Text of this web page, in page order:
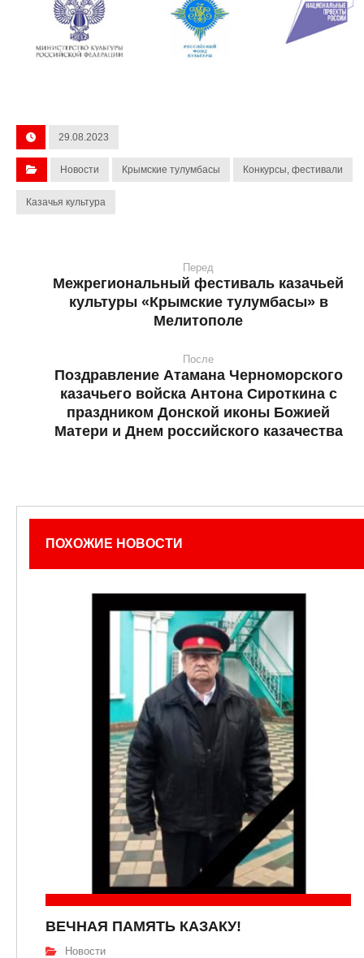
29.08.2023
Новости Крымские тулумбасы Конкурсы, фестивали
Казачья культура
Перед
Межрегиональный фестиваль казачьей
культуры «Крымские тулумбасы» в
Мелитополе
После
Поздравление Атамана Черноморского
казачьего войска Антона Сироткина с
праздником Донской иконы Божией
Матери и Днем российского казачества
ПОХОЖИЕ НОВОСТИ
ВЕЧНАЯ ПАМЯТЬ КАЗАКУ!
Новости